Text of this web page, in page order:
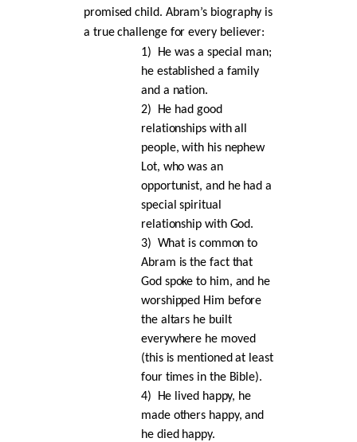
promised child. Abram’s biography is
a true challenge for every believer:
1)
He was a special man;
he established a family
and a nation.
2)
He had good
relationships with all
people, with his nephew
Lot, who was an
opportunist, and he had a
special spiritual
relationship with God.
3) What is common to
Abram is the fact that
God spoke to him, and he
worshipped Him before
the altars he built
everywhere he moved
(this is mentioned at least
four times in the Bible).
4)
He lived happy, he
made others happy, and
he died happy.